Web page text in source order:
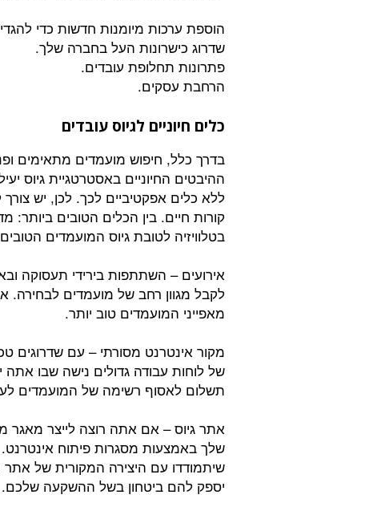
הוספת ערכות מיומנות חדשות כדי
שדרוג כישרונות העל בחברה שלך.
פתרונות תחלופת עובדים.
הרחבת עסקים.
כלים חיוניים לגיוס עובדים
בדרך כלל, חיפוש מועמדים מתאימים
ההיבטים החיוניים באסטרטגיית גיוס
ללא כלים אפקטיביים לכך. לכן, יש
קורות חיים. בין הכלים הטובים ביותר:
בטלוויזיה לטובת גיוס המועמדים
אירועים – השתתפות בירידי תעסוקה
לקבל מגוון רחב של מועמדים לבחירה.
מאפייני המועמדים טוב יותר.
מקור אינטרנט מסורתי – עם שדרוגים
של לוחות עבודה גדולים נישה שבו
תשלום לאסוף רשימה של המועמדים
אתר גיוס – אם אתה רוצה לייצר מאגר
שלך באמצעות מסגרות פיתוח
שיתמודדו עם היצירה המקורית של
יספק להם ביטחון בשל ההשקעה שלכם.